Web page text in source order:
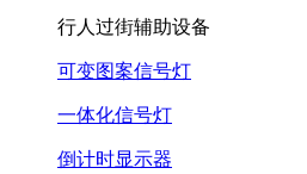
行人过街辅助设备
可变图案信号灯
一体化信号灯
倒计时显示器